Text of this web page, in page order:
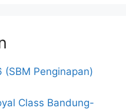
Penginapan)
Class Bandung-